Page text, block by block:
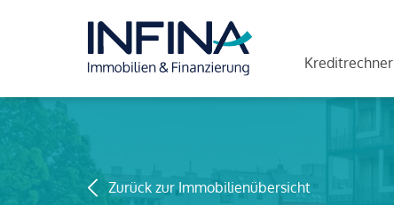
Kreditrechner
Zurück zur Immobilienübersicht